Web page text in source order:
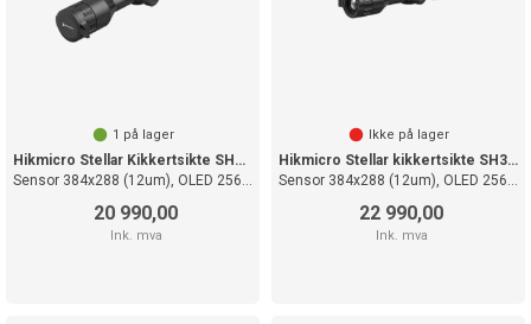
1 på lager
Hikmicro Stellar Kikkertsikte SH35 3.0
Sensor 384x288 (12um), OLED 2560x2560
20 990,00
Ink. mva
Ikke på lager
Hikmicro Stellar kikkertsikte SH35L 3.0
Sensor 384x288 (12um), OLED 2560x2560
22 990,00
Ink. mva